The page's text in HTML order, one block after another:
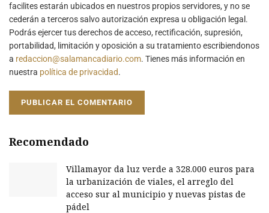
facilites estarán ubicados en nuestros propios servidores, y no se
cederán a terceros salvo autorización expresa u obligación legal.
Podrás ejercer tus derechos de acceso, rectificación, supresión,
portabilidad, limitación y oposición a su tratamiento escribiendonos
a redaccion@salamancadiario.com. Tienes más información en
nuestra política de privacidad.
Recomendado
Villamayor da luz verde a 328.000 euros para
la urbanización de viales, el arreglo del
acceso sur al municipio y nuevas pistas de
pádel